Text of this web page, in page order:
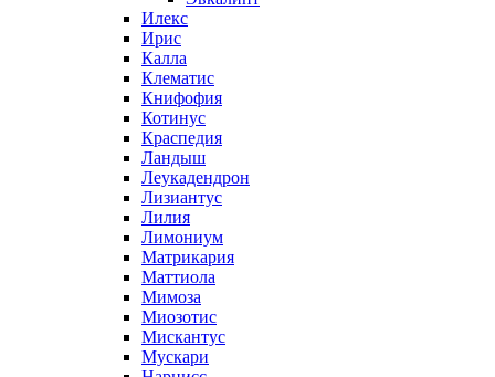
Илекс
Ирис
Калла
Клематис
Книфофия
Котинус
Краспедия
Ландыш
Леукадендрон
Лизиантус
Лилия
Лимониум
Матрикария
Маттиола
Мимоза
Миозотис
Мискантус
Мускари